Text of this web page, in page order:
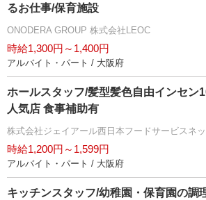
るお仕事/保育施設
ONODERA GROUP 株式会社LEOC
時給1,300円～1,400円
アルバイト・パート / 大阪府
ホールスタッフ/髪型髪色自由インセン
人気店 食事補助有
株式会社ジェイアール西日本フードサービスネッ
時給1,200円～1,599円
アルバイト・パート / 大阪府
キッチンスタッフ/幼稚園・保育園の調